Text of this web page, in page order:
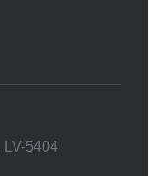
5404